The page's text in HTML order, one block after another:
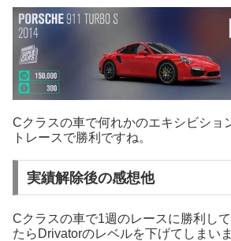
Cクラスの車で何れかのエキシビショ
トレースで勝利ですね。
実績解除後の感想他
Cクラスの車で1週のレースに勝利し
たらDrivatorのレベルを下げてしまい